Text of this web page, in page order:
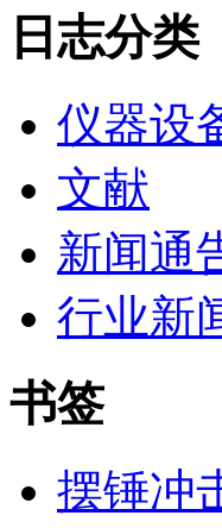
日志分类
仪器设
文献
新闻通
行业新
书签
摆锤冲